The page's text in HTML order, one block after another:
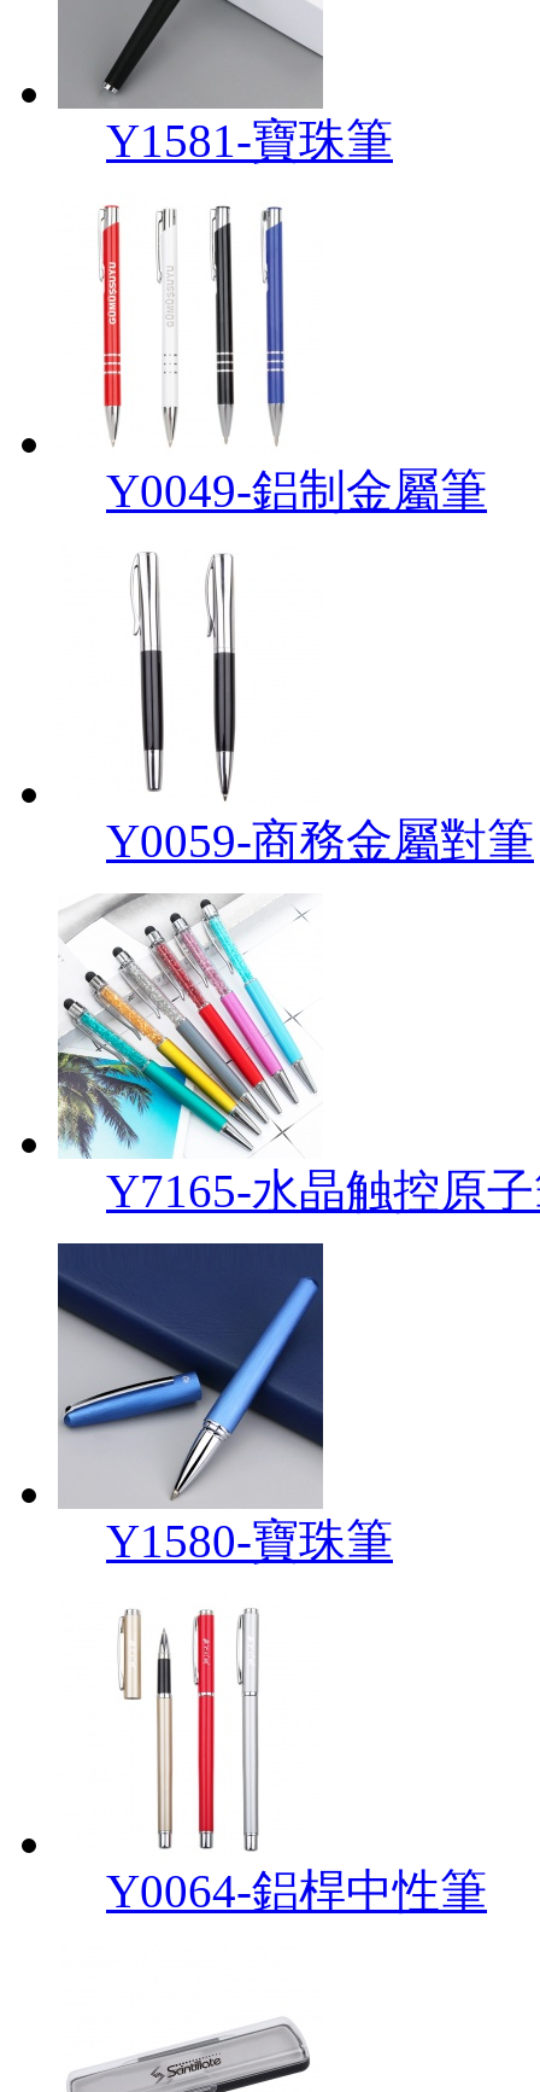
Y1581-寶珠筆
Y0049-鋁制金屬筆
Y0059-商務金屬對筆
Y7165-水晶触控原
Y1580-寶珠筆
Y0064-鋁桿中性筆